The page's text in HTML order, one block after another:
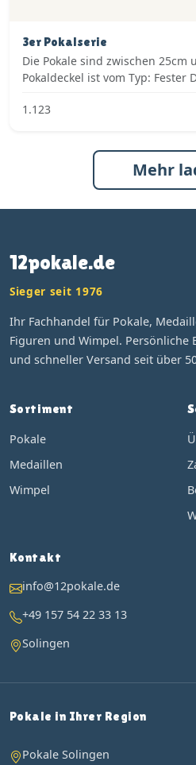
3er Pokalserie
Die Pokale sind zwischen 25cm
Pokaldeckel ist vom Typ: Fester
1.123
Mehr
12pokale.de
Sieger seit 1976
Ihr Fachhandel für Pokale,
Figuren und Wimpel. Persönliche
und schneller Versand seit über
Sortiment
Pokale
Medaillen
Wimpel
Kontakt
info@12pokale.de
+49 157 54 22 33 13
Solingen
Pokale in Ihrer Region
Pokale Solingen